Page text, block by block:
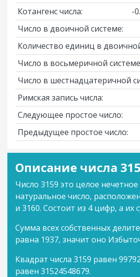
Котангенс числа:
-
Число в двоичной системе:
Количество единиц в
Число в восьмеричной
Число в шестнадцатеричной
Римская запись числа:
Следующее простое число:
Предыдущее простое число:
Описание числа
Число 3159 это целое
натуральное число,
и 3160. Состоит из 4 цифр, а их
Сумма всех собственных
равна 1937, значит оно
Квадрат числа 3159 равен
равен 31524548679.